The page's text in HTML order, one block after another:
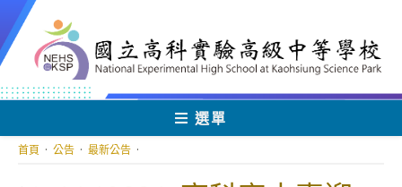
轉
至
要
容
選單
首頁 · 公告 · 最新公告 ·